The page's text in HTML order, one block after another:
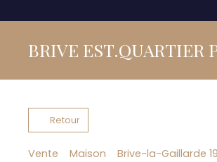
BRIVE EST.QUARTIER
Retour
Vente Maison Brive-la-Gaillarde